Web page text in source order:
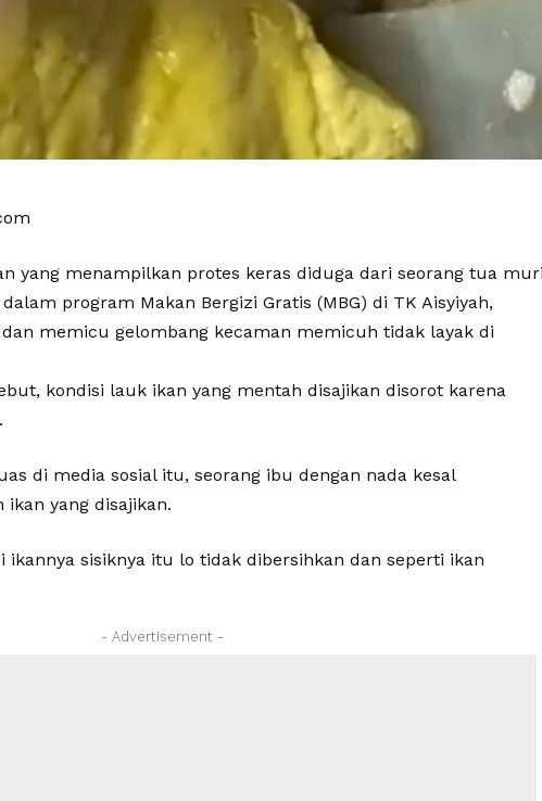
yang menampilkan protes keras diduga dari seorang tua
program Makan Bergizi Gratis (MBG) di TK Aisyiyah,
memicu gelombang kecaman memicuh tidak layak di
kondisi lauk ikan yang mentah disajikan disorot karena
di media sosial itu, seorang ibu dengan nada kesal
yang disajikan.
ikannya sisiknya itu lo tidak dibersihkan dan seperti ikan
- Advertisement -